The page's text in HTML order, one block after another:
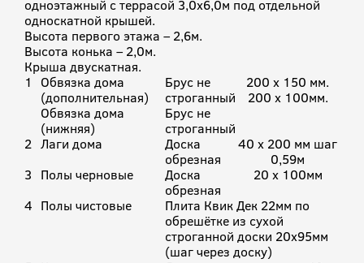
одноэтажный с террасой 3,0х6,0м под отдельной
односкатной крышей.
Высота первого этажа – 2,6м.
Высота конька – 2,0м.
Крыша двускатная.
1
Обвязка дома
(дополнительная)
Обвязка дома
(нижняя)
Брус не
строганный
Брус не
строганный
200 х 150 мм.
200 х 100мм.
2 Лаги дома
Доска
обрезная
40 х 200 мм шаг
0,59м
3 Полы черновые
Доска
обрезная
20 х 100мм
4 Полы чистовые
Плита Квик Дек 22мм по
обрешётке из сухой
строганной доски 20х95мм
(шаг через доску)